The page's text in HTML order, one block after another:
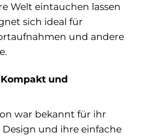
Welt eintauchen lassen
sich ideal für
und andere
Kompakt und
war bekannt für ihr
und ihre einfache